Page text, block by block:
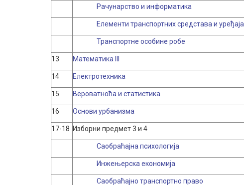
Рачунарство и информатика
Елементи транспортних средстава и уређаја
Транспортне особине робе
13
Математика III
14 Електротехника
15 Вероватноћа и статистика
16 Основи урбанизма
17-18 Изборни предмет 3 и 4
Саобраћајна психологија
Инжењерска економија
Саобраћајно транспортно право